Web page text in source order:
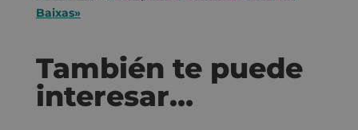
Baixas»
También te puede
interesar…